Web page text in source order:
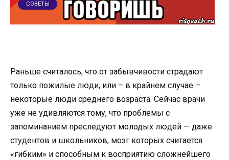
СОВЕТЫ
Раньше считалось, что от забывчивости страдают
только пожилые люди, или – в крайнем случае –
некоторые люди среднего возраста. Сейчас врачи
уже не удивляются тому, что проблемы с
запоминанием преследуют молодых людей — даже
студентов и школьников, мозг которых считается
«гибким» и способным к восприятию сложнейшего